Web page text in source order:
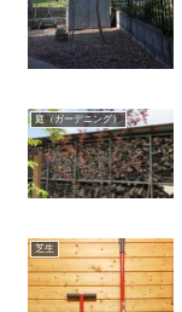
庭（ガーデニング）
芝生